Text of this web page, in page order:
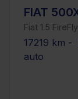
FIAT
Fiat 1.5
17219 km
auto